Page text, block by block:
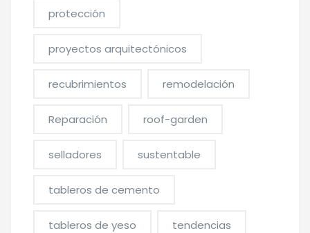
protección
proyectos arquitectónicos
recubrimientos remodelación
Reparación roof-garden
selladores sustentable
tableros de cemento
tableros de yeso tendencias